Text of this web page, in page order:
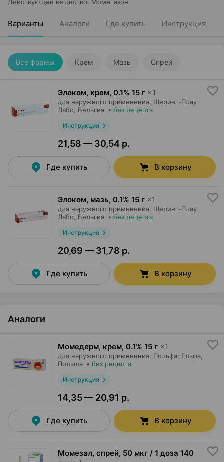
Варианты Аналоги Где купить Инструкция
Все формы Крем Мазь Спрей
Элоком, крем, 0.1% 15 г ×1
для наружного применения, Шеринг-Плау
Лабо , Бельгия • без рецепта
Инструкция
21,58 — 30,54 р.
Где купить В корзину
Элоком, мазь, 0.1% 15 г ×1
для наружного применения, Шеринг-Плау
Лабо , Бельгия • без рецепта
Инструкция
20,69 — 31,78 р.
Где купить В корзину
Аналоги
Момедерм, крем, 0.1% 15 г ×1
для наружного применения, Польфа; Ельфа
Польша • без рецепта
Инструкция
14,35 — 20,91 р.
Где купить В корзину
Момезал, спрей, 50 мкг / 1 доза 140